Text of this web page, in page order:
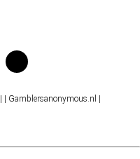
| Gamblersanonymous.nl